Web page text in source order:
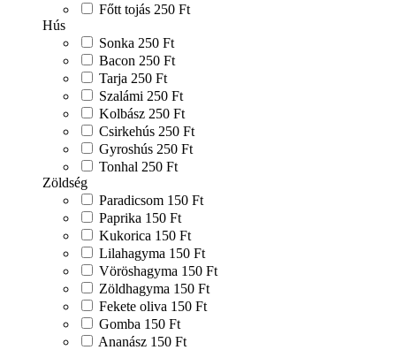
Főtt tojás 250 Ft
Hús
Sonka 250 Ft
Bacon 250 Ft
Tarja 250 Ft
Szalámi 250 Ft
Kolbász 250 Ft
Csirkehús 250 Ft
Gyroshús 250 Ft
Tonhal 250 Ft
Zöldség
Paradicsom 150 Ft
Paprika 150 Ft
Kukorica 150 Ft
Lilahagyma 150 Ft
Vöröshagyma 150 Ft
Zöldhagyma 150 Ft
Fekete oliva 150 Ft
Gomba 150 Ft
Ananász 150 Ft